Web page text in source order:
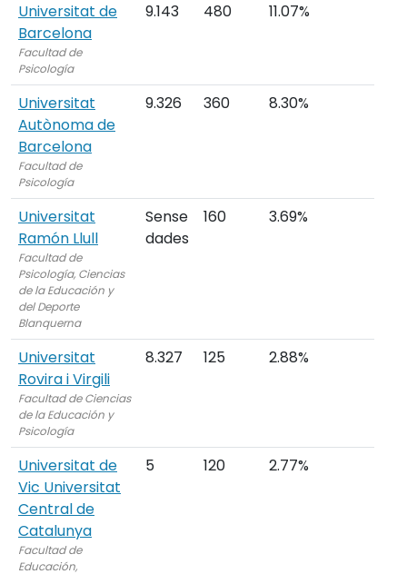
Universitat de
Barcelona
Facultad de
Psicología
9.143 480 11.07%
Universitat
Autònoma de
Barcelona
Facultad de
Psicología
9.326 360 8.30%
Universitat
Ramón Llull
Facultad de
Psicología, Ciencias
de la Educación y
del Deporte
Blanquerna
Sense
dades
160 3.69%
Universitat
Rovira i Virgili
Facultad de Ciencias
de la Educación y
Psicología
8.327 125 2.88%
Universitat de
Vic Universitat
Central de
Catalunya
Facultad de
Educación,
5 120 2.77%